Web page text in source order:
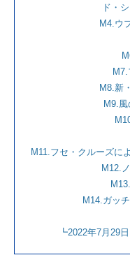
ド・
M4.ウ
M7.
M8.新
M9.
M11.フセ・クルーズに
M12.
M14.ガッ
┗2022年7月29